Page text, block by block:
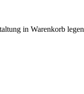
in Warenkorb legen